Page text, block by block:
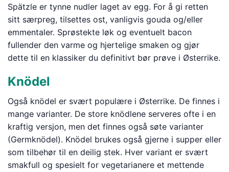
Spätzle er tynne nudler laget av egg. For å gi retten
sitt særpreg, tilsettes ost, vanligvis gouda og/eller
emmentaler. Sprøstekte løk og eventuelt bacon
fullender den varme og hjertelige smaken og gjør
dette til en klassiker du definitivt bør prøve i Østerrike.
Knödel
Også knödel er svært populære i Østerrike. De finnes i
mange varianter. De store knödlene serveres ofte i en
kraftig versjon, men det finnes også søte varianter
(Germknödel). Knödel brukes også gjerne i supper eller
som tilbehør til en deilig stek. Hver variant er svært
smakfull og spesielt for vegetarianere et mettende